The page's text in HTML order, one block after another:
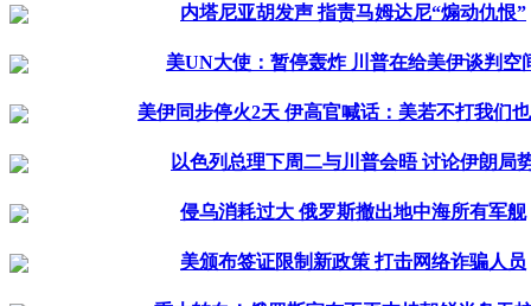
内塔尼亚胡发声 指责马姆达尼“煽动仇恨”
美UN大使：暂停轰炸 川普在给美伊谈判空
美伊同步停火2天 伊高官喊话：美若不打我们
以色列总理下周二与川普会晤 讨论伊朗局
侵乌消耗过大 俄罗斯撤出地中海所有军舰
美颁布签证限制新政策 打击网络诈骗人员